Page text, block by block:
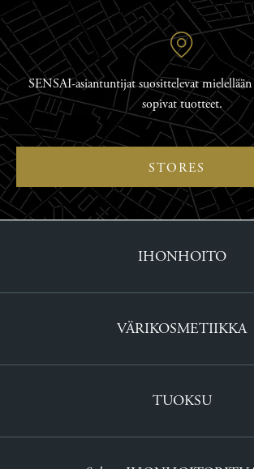
SENSAI-asiantuntijat suosittelevat
sopivat tuotteet.
STORES
IHONHOITO
VÄRIKOSMETIIKKA
TUOKSU